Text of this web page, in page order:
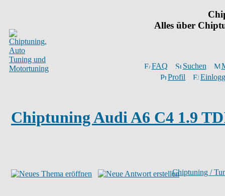
Alles über
FAQ Suchen
Profil
Chiptuning Audi A6 C4 1.9
Chiptuning /